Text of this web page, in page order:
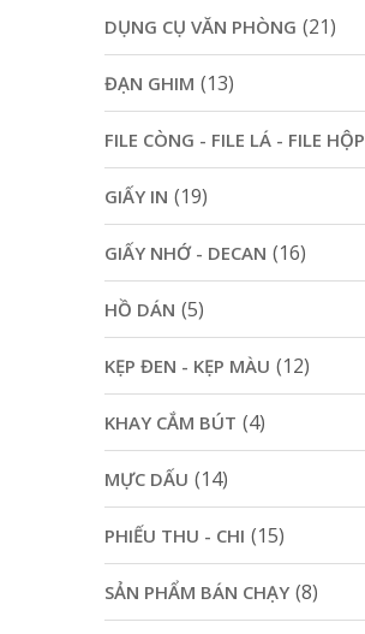
DỤNG CỤ VĂN PHÒNG (21)
ĐẠN GHIM (13)
FILE CÒNG - FILE LÁ - FILE HỘP
GIẤY IN (19)
GIẤY NHỚ - DECAN (16)
HỒ DÁN (5)
KẸP ĐEN - KẸP MÀU (12)
KHAY CẮM BÚT (4)
MỰC DẤU (14)
PHIẾU THU - CHI (15)
SẢN PHẨM BÁN CHẠY (8)